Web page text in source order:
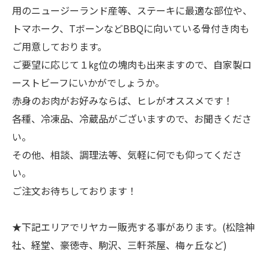
用のニュージーランド産等、ステーキに最適な部位や、
トマホーク、TボーンなどBBQに向いている骨付き肉も
ご用意しております。
ご要望に応じて１㎏位の塊肉も出来ますので、自家製ロ
ーストビーフにいかがでしょうか。
赤身のお肉がお好みならば、ヒレがオススメです！
各種、冷凍品、冷蔵品がございますので、お聞きくださ
い。
その他、相談、調理法等、気軽に何でも仰ってくださ
い。
ご注文お待ちしております！
★下記エリアでリヤカー販売する事があります。(松陰神
社、経堂、豪徳寺、駒沢、三軒茶屋、梅ヶ丘など)